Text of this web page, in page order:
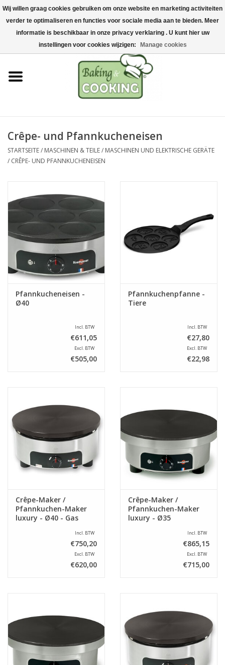
Startseite
Koch-&Backutensilien
Maschinen & Teile
Edelstahl
Rohstoffe & Präsentation
Aktionen
Crêpe- und Pfannkucheneisen
STARTSEITE/ MASCHINEN & TEILE/ MASCHINEN UND ELEKTRISCHE GERÄTE
/ CRÊPE- UND PFANNKUCHENEISEN
Pfannkucheneisen -
Ø40
Incl. BTW
€611,05
Excl. BTW
€505,00
Pfannkuchenpfanne -
Tiere
Incl. BTW
€27,80
Excl. BTW
€22,98
Crêpe-Maker /
Pfannkuchen-Maker
luxury - Ø40 - Gas
Incl. BTW
€750,20
Excl. BTW
€620,00
Crêpe-Maker /
Pfannkuchen-Maker
luxury - Ø35
Incl. BTW
€865,15
Excl. BTW
€715,00
Wij willen graag cookies gebruiken om onze website en marketing activiteiten
verder te optimaliseren en functies voor sociale media aan te bieden. Meer
informatie is beschikbaar in onze privacy verklaring . U kunt hier uw
instellingen voor cookies wijzigen:
Manage cookies